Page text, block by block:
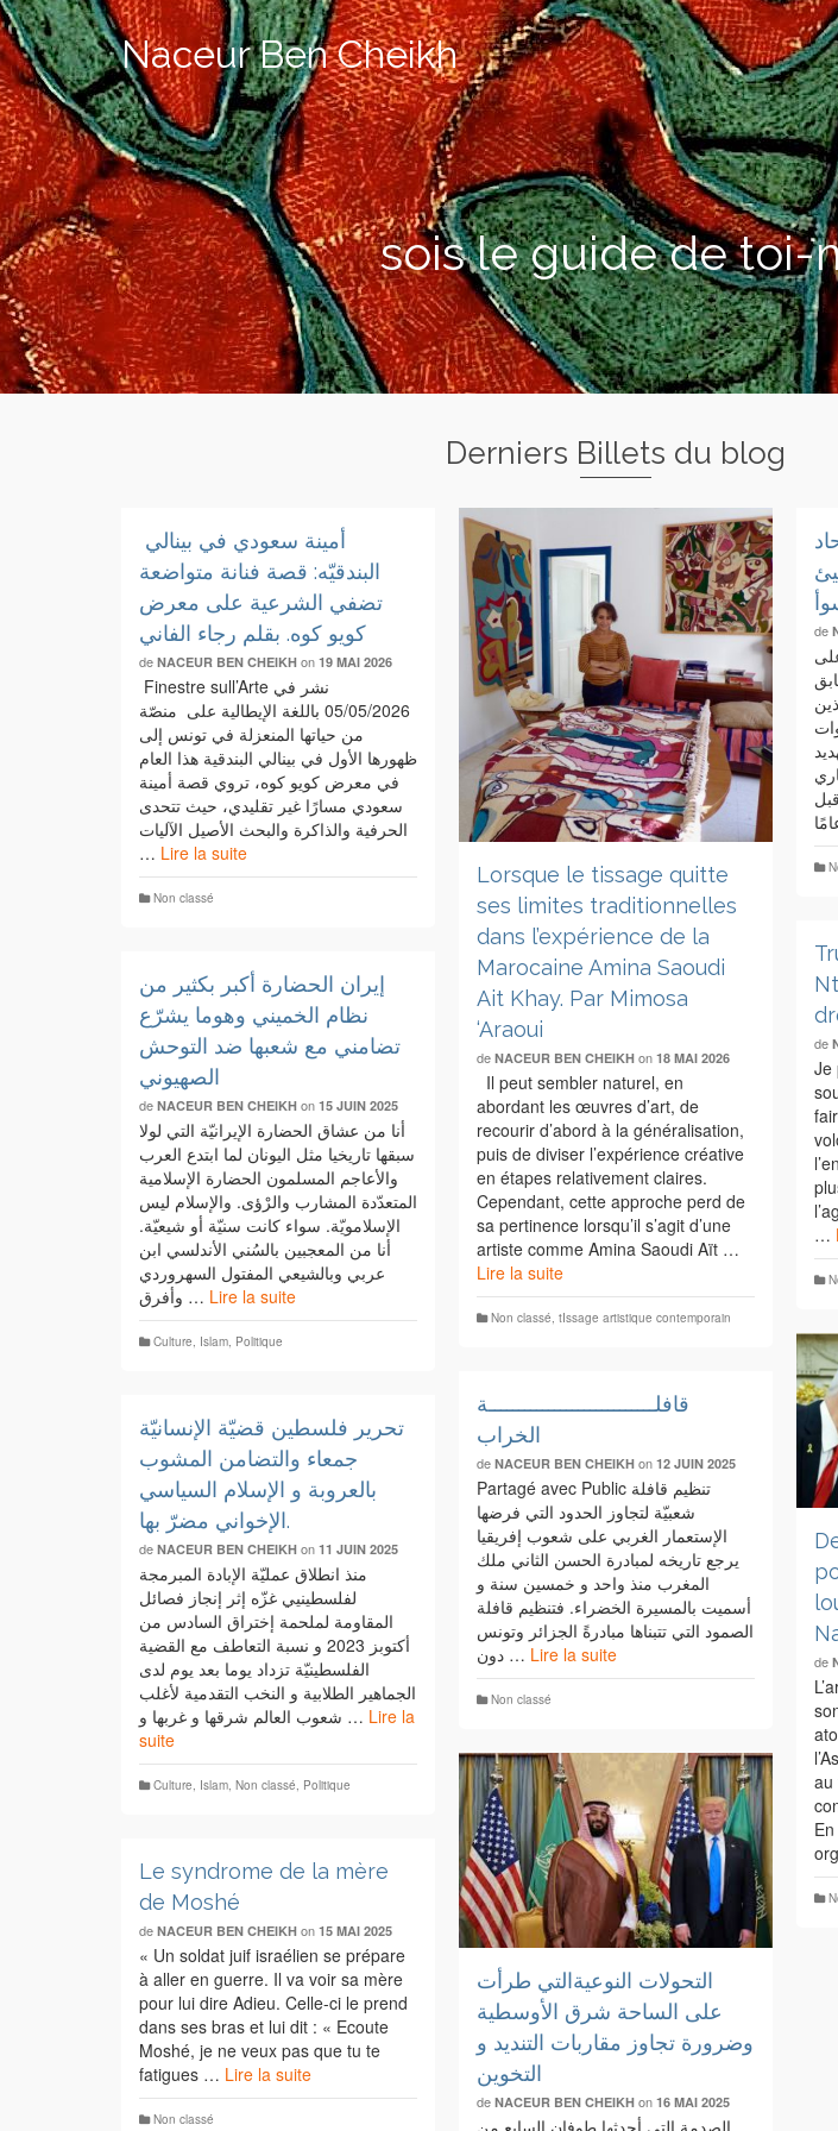
Naceur Ben Cheikh
sois le guide de toi-
Derniers Billets du blog
أمينة سعودي في بينالي
البندقيّه: قصة فنانة متواضعة
تضفي الشرعية على معرض
كويو كوه. بقلم رجاء الفاني
de NACEUR BEN CHEIKH on 19 MAI 2026
Finestre sull’Arte نشر في
05/05/2026 باللغة الإيطالية على منصّة
من حياتها المنعزلة في تونس إلى
ظهورها الأول في بينالي البندقية هذا العام
في معرض كويو كوه، تروي قصة أمينة
سعودي مسارًا غير تقليدي، حيث تتحدى
الحرفية والذاكرة والبحث الأصيل الآليات
… Lire la suite
Non classé
Lorsque le tissage quitte
ses limites traditionnelles
dans l’expérience de la
Marocaine Amina Saoudi
Ait Khay. Par Mimosa
‘Araoui
deNACEUR BEN CHEIKH on18 MAI 2026
Il peut sembler naturel, en
abordant les œuvres d’art, de
recourir d’abord à la généralisation,
puis de diviser l’expérience créative
en étapes relativement claires.
Cependant, cette approche perd de
sa pertinence lorsqu’il s’agit d’une
artiste comme Amina Saoudi Aït …
Lire la suite
Non classé,tIssage artistique contemporain
de
54، الساري
13 سبتمبر 2022. قبل
de
Je
…
إيران الحضارة أكبر بكثير من
نظام الخميني وهوما يشرّع
تضامني مع شعبها ضد التوحش
الصهيوني
de NACEUR BEN CHEIKH on 15 JUIN 2025
أنا من عشاق الحضارة الإيرانيّة التي لولا
سبقها تاريخيا مثل اليونان لما ابتدع العرب
والأعاجم المسلمون الحضارة الإسلامية
المتعدّدة المشارب والرْؤى. والإسلام ليس
الإسلامويّة. سواء كانت سنيّة أو شيعيّة.
أنا من المعجبين بالسُني الأندلسي ابن
عربي وبالشيعي المفتول السهروردي
وأفرق … Lire la suite
Culture, Islam, Politique
de
au
قافلــــــــــــــــــــــــــــة
الخراب
deNACEUR BEN CHEIKH on12 JUIN 2025
Partagé avec Public تنظيم قافلة
شعبيّة لتجاوز الحدود التي فرضها
الإستعمار الغربي على شعوب إفريقيا
يرجع تاريخه لمبادرة الحسن الثاني ملك
المغرب منذ واحد و خمسين سنة و
أسميت بالمسيرة الخضراء. فتنظيم قافلة
الصمود التي تتبناها مبادرةً الجزائر وتونس
دون … Lire la suite
Non classé
تحرير فلسطين قضيّة الإنسانيّة
جمعاء والتضامن المشوب
بالعروبة و الإسلام السياسي
الإخواني مضرّ بها.
de NACEUR BEN CHEIKH on 11 JUIN 2025
منذ انطلاق عمليّة الإبادة المبرمجة
لفلسطينيي غزّه إثر إنجاز فصائل
المقاومة لملحمة إختراق السادس من
أكتوبز 2023 و نسبة التعاطف مع القضية
الفلسطينيّة تزداد يوما بعد يوم لدى
الجماهير الطلابية و النخب التقدمية لأغلب
شعوب العالم شرقها و غربها و … Lire la
suite
Culture, Islam, Non classé, Politique
التحولات النوعيةالتي طرأت
على الساحة شرق الأوسطية
وضرورة تجاوز مقاربات التنديد و
التخوين
deNACEUR BEN CHEIKH on16 MAI 2025
Le syndrome de la mère
de Moshé
de NACEUR BEN CHEIKH on 15 MAI 2025
« Un soldat juif israélien se prépare
à aller en guerre. Il va voir sa mère
pour lui dire Adieu. Celle-ci le prend
dans ses bras et lui dit : « Ecoute
Moshé, je ne veux pas que tu te
fatigues … Lire la suite
Non classé